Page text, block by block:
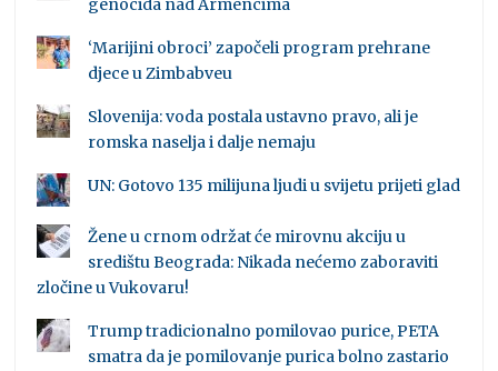
genocida nad Armencima
‘Marijini obroci’ započeli program prehrane
djece u Zimbabveu
Slovenija: voda postala ustavno pravo, ali je
romska naselja i dalje nemaju
UN: Gotovo 135 milijuna ljudi u svijetu prijeti glad
Žene u crnom održat će mirovnu akciju u
središtu Beograda: Nikada nećemo zaboraviti
zločine u Vukovaru!
Trump tradicionalno pomilovao purice, PETA
smatra da je pomilovanje purica bolno zastario